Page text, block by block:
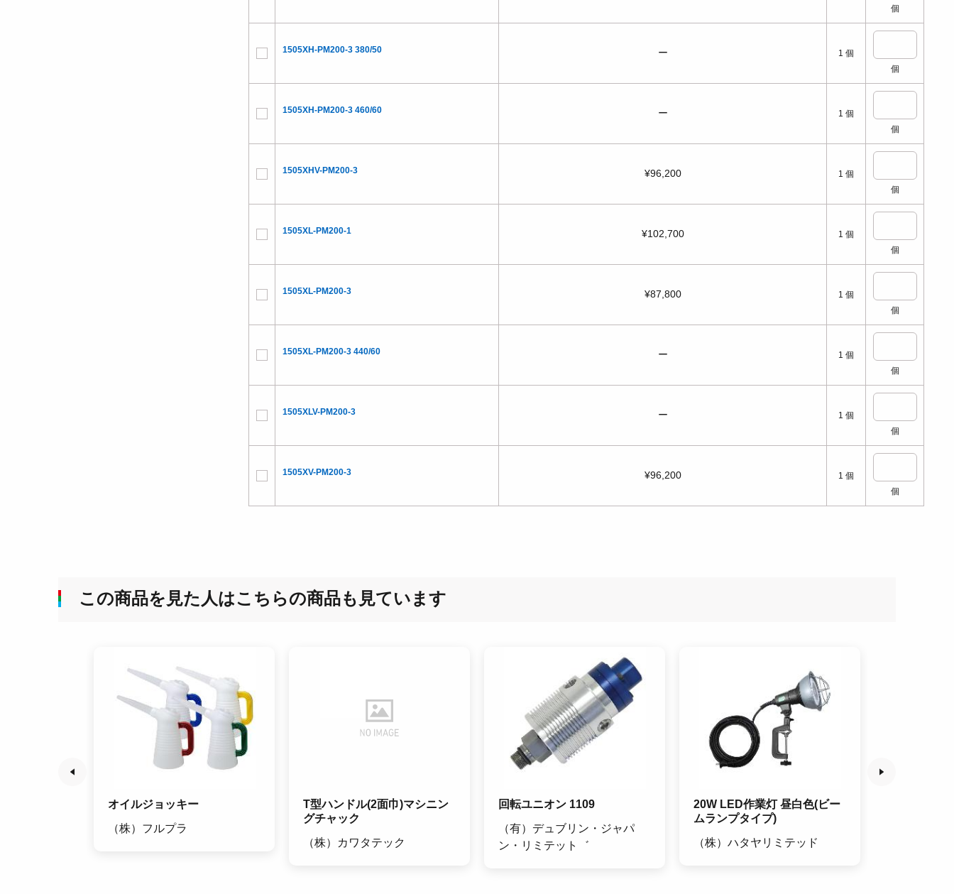
個
1505XH-PM200-3 380/50 ー 1 個
個
1505XH-PM200-3 460/60 ー 1 個
個
1505XHV-PM200-3 ¥96,200 1 個
個
1505XL-PM200-1 ¥102,700 1 個
個
1505XL-PM200-3 ¥87,800 1 個
個
1505XL-PM200-3 440/60 ー 1 個
個
1505XLV-PM200-3 ー 1 個
個
1505XV-PM200-3 ¥96,200 1 個
個
この商品を見た人はこちらの商品も見ています
オイルジョッキー
（株）フルプラ
T型ハンドル(2面巾)マシニン
グチャック
（株）カワタテック
回転ユニオン 1109
（有）デュブリン・ジャパ
ン・リミテット゛
20W LED作業灯 昼白色(ビー
ムランプタイプ)
（株）ハタヤリミテッド